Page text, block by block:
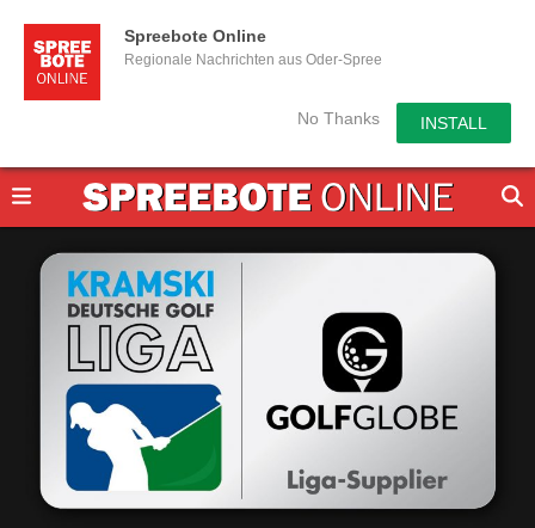
Spreebote Online
Regionale Nachrichten aus Oder-Spree
No Thanks INSTALL